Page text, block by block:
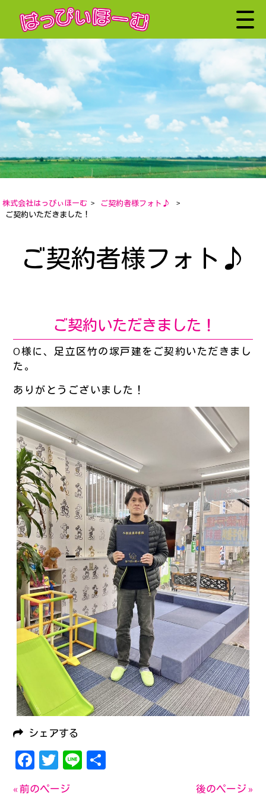
株式会社はっぴぃほーむ > ご契約者様フォト♪
>
ご契約いただきました！
ご契約者様フォト♪
ご契約いただきました！
O様に、足立区竹の塚戸建をご契約いただきまし
た。
ありがとうございました！
シェアする
Facebook
Twitter
Line
« 前のページ 後のページ »